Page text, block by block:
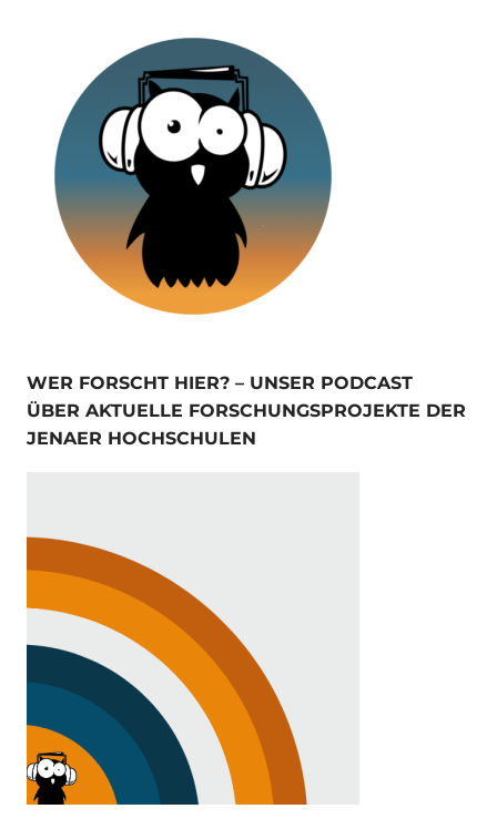
WER FORSCHT HIER? – UNSER PODCAST
ÜBER AKTUELLE FORSCHUNGSPROJEKTE DER
JENAER HOCHSCHULEN